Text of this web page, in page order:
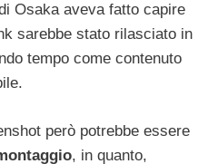
Osaka aveva fatto capire
sarebbe stato rilasciato in
tempo come contenuto
però potrebbe essere
, in quanto,